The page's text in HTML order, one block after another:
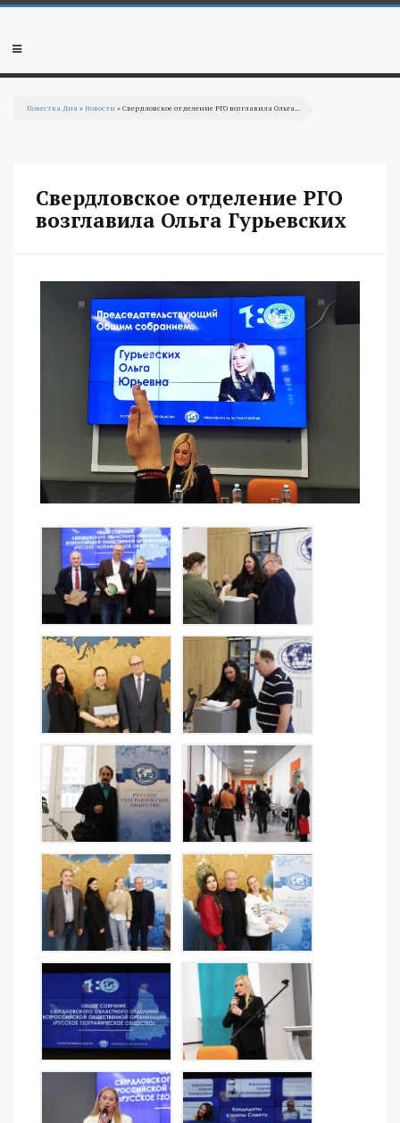
Перейти к основному содержанию
Мобильное
Повестка Дня »Новости » Свердловское отделение РГО возглавила Ольга...
Свердловское отделение РГО
возглавила Ольга Гурьевских